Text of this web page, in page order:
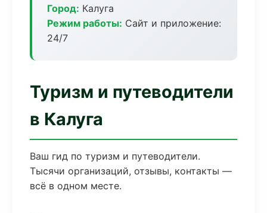
Город: Калуга
Режим работы: Сайт и приложение:
24/7
Туризм и путеводители
в Калуга
Ваш гид по туризм и путеводители.
Тысячи организаций, отзывы, контакты —
всё в одном месте.